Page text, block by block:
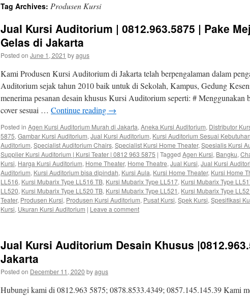
Tag Archives: Produsen Kursi
Jual Kursi Auditorium | 0812.963.5875 | Pake
Gelas di Jakarta
Posted on June 1, 2021 byagus
Kami Produsen Kursi Auditorium di Jakarta telah berpengalaman dalam
Auditorium sejak tahun 2010 baik untuk di Sekolah, Kampus, Gedung
menerima pesanan desain khusus Kursi Auditorium seperti: # Menggunakan
cover sesuai … Continue reading →
Posted in Agen Kursi Auditorium Murah di Jakarta, Aneka Kursi Auditorium, Distributor
5875, Gambar Kursi Auditorium, Jual Kursi Auditorium, Kursi Auditorium Sesuai Kebutuhan
Auditorium, Specialist Auditorium Chairs, Specialist Kursi Home Theater, Spesialis Kursi
Supplier Kursi Auditorium | Kursi Teater | 0812 963 5875 | Tagged Agen Kursi, Bangku,
Kursi, Harga Kursi Auditorium, Home Theater, Home Theatre, Jual Kursi, Jual Kursi
Auditorium, Kursi Auditorium bisa dipindah, Kursi Aula, Kursi Home Theater, Kursi Home
LL516, Kursi Mubarix Type LL516 TB, Kursi Mubarix Type LL517, Kursi Mubarix Type
LL520, Kursi Mubarix Type LL520 TB, Kursi Mubarix Type LL521 , Kursi Mubarix Type
Teater, Produsen Kursi, Produsen Kursi Auditorium, Pusat Kursi, Spek Kursi, Spesifikasi
Kursi, Ukuran Kursi Auditorium | Leave a comment
Jual Kursi Auditorium Desain Khusus
Jakarta
Posted on December 11, 2020 byagus
Hubungi kami di 0812.963 5875; 0878.8533.4349; 0857.145.145.39 Kami